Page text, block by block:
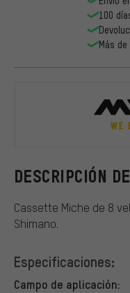
DESCRIPCIÓN
Cassette Miche de 8
Shimano.
Especificaciones:
Campo de aplicación:
100
Más